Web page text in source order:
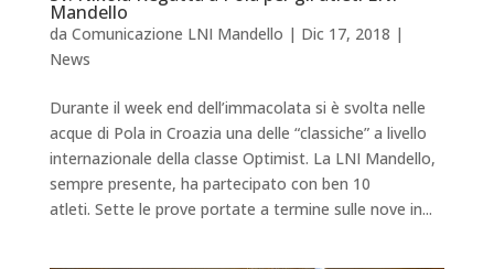
Mandello
da Comunicazione LNI Mandello | Dic 17, 2018 |
News
Durante il week end dell’immacolata si è svolta nelle
acque di Pola in Croazia una delle “classiche” a livello
internazionale della classe Optimist. La LNI Mandello,
sempre presente, ha partecipato con ben 10
atleti. Sette le prove portate a termine sulle nove in...